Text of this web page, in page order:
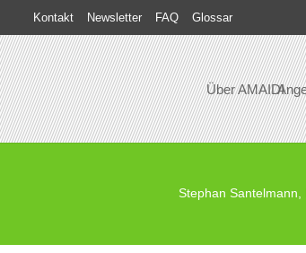
Kontakt Newsletter FAQ Glossar
Über AMAIDI
Stephan